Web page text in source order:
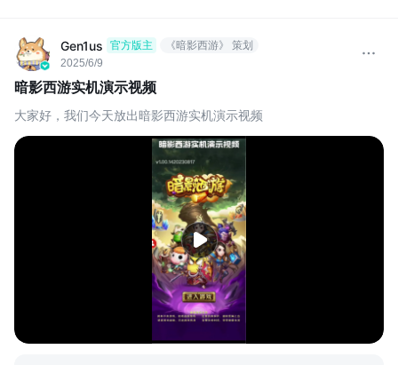
Gen1us 官方版主 《暗影西游》 策划
2025/6/9
暗影西游实机演示视频
大家好，我们今天放出暗影西游实机演示视频